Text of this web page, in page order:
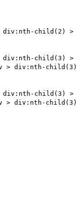
div:nth-child(2) >
div:nth-child(3) >
> div:nth-child(3)
div:nth-child(3) >
> div:nth-child(3)